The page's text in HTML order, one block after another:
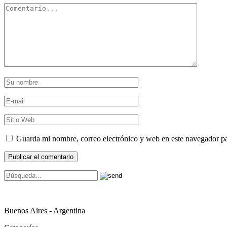
Guarda mi nombre, correo electrónico y web en este navegador
Buenos Aires - Argentina